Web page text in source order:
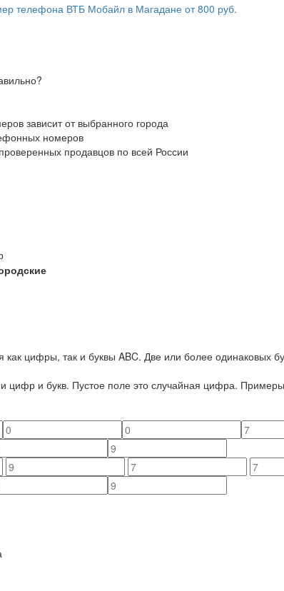
зависит от выбранного города
номеров
продавцов по всей России
как цифры, так и буквы ABC. Две или более
цифр и букв. Пустое поле это случайная цифра.